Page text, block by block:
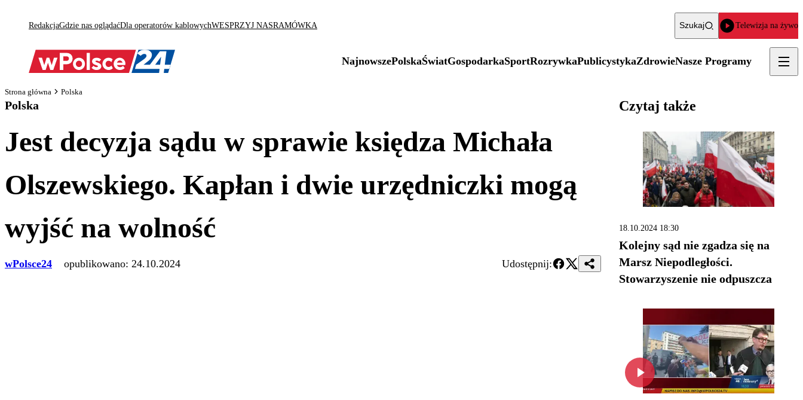
RedakcjaGdzie nas oglądaćDla operatorów kablowychWESPRZYJ NASRAMÓWKA Szukaj Telewizja na żywo
NajnowszePolskaŚwiatGospodarkaSportRozrywkaPublicystykaZdrowieNasze Programy
Strona główna Polska
Polska
Jest decyzja sądu w sprawie księdza Michała
Olszewskiego. Kapłan i dwie urzędniczki mogą
wyjść na wolność
wPolsce24 opublikowano: 24.10.2024 Udostępnij:
Czytaj także
18.10.2024 18:30
Kolejny sąd nie zgadza się na
Marsz Niepodległości.
Stowarzyszenie nie odpuszcza